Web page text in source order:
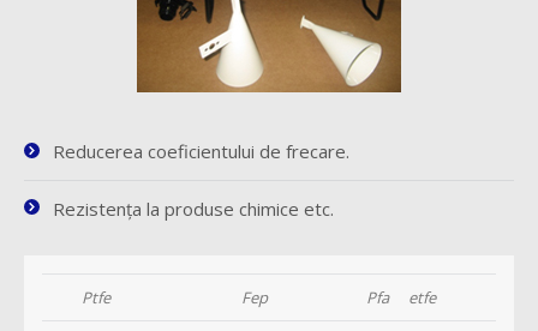
Reducerea coeficientului de frecare.
Rezistenţa la produse chimice etc.
Ptfe Fep Pfa etfe